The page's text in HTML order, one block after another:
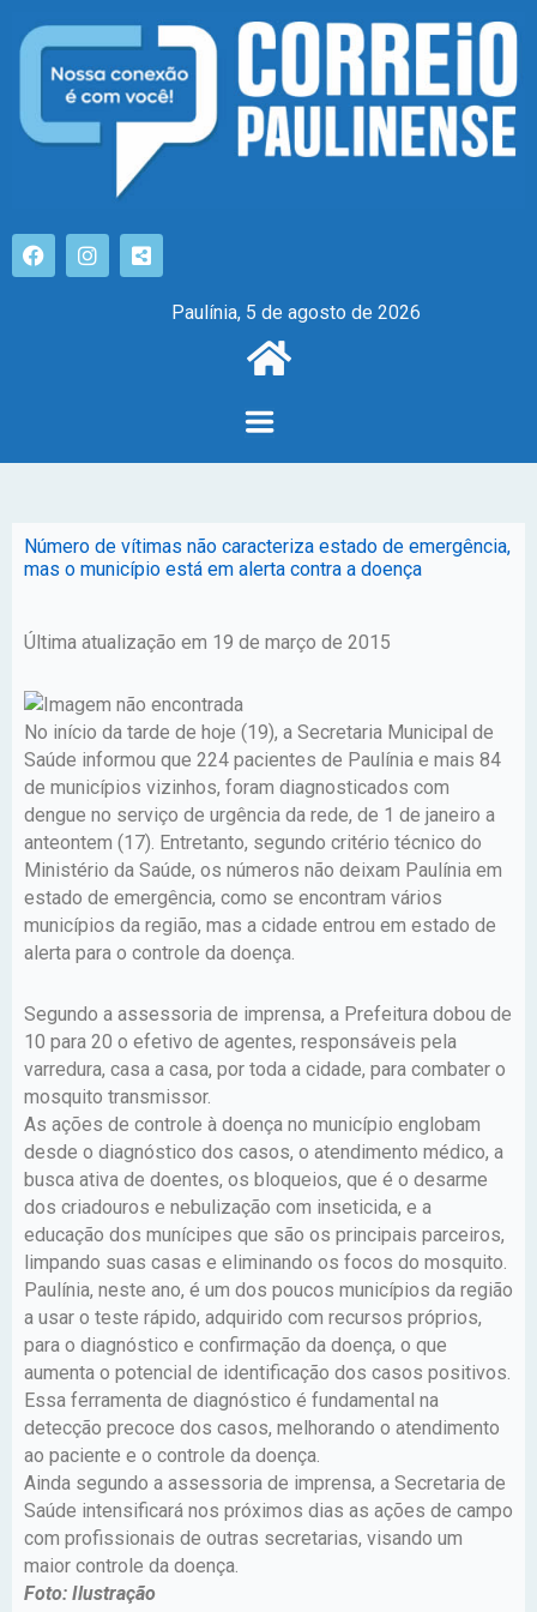
Paulínia, 5 de agosto de 2026
Número de vítimas não caracteriza estado de emergência,
mas o município está em alerta contra a doença
Última atualização em 19 de março de 2015
No início da tarde de hoje (19), a Secretaria Municipal de
Saúde informou que 224 pacientes de Paulínia e mais 84
de municípios vizinhos, foram diagnosticados com
dengue no serviço de urgência da rede, de 1 de janeiro a
anteontem (17). Entretanto, segundo critério técnico do
Ministério da Saúde, os números não deixam Paulínia em
estado de emergência, como se encontram vários
municípios da região, mas a cidade entrou em estado de
alerta para o controle da doença.
Segundo a assessoria de imprensa, a Prefeitura dobou de
10 para 20 o efetivo de agentes, responsáveis pela
varredura, casa a casa, por toda a cidade, para combater o
mosquito transmissor.
As ações de controle à doença no município englobam
desde o diagnóstico dos casos, o atendimento médico, a
busca ativa de doentes, os bloqueios, que é o desarme
dos criadouros e nebulização com inseticida, e a
educação dos munícipes que são os principais parceiros,
limpando suas casas e eliminando os focos do mosquito.
Paulínia, neste ano, é um dos poucos municípios da região
a usar o teste rápido, adquirido com recursos próprios,
para o diagnóstico e confirmação da doença, o que
aumenta o potencial de identificação dos casos positivos.
Essa ferramenta de diagnóstico é fundamental na
detecção precoce dos casos, melhorando o atendimento
ao paciente e o controle da doença.
Ainda segundo a assessoria de imprensa, a Secretaria de
Saúde intensificará nos próximos dias as ações de campo
com profissionais de outras secretarias, visando um
maior controle da doença.
Foto: Ilustração